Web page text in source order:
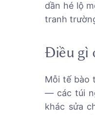
dần hé lộ
tranh
Điều gì
Mỗi tế bào
— các túi
khác sửa